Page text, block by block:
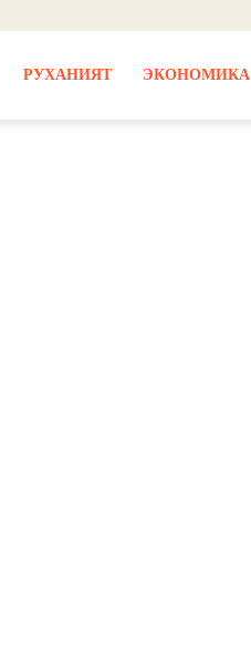
РУХАНИЯТ ЭКОНОМИКА